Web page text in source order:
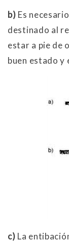
b) Es
destinado al
estar a pie de
buen estado y
c) La